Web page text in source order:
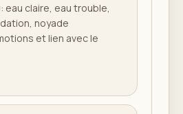
eau claire, eau trouble,
noyade
et lien avec le